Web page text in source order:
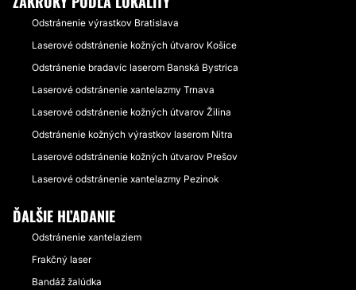
Odstránenie výrastkov Bratislava
Laserové odstránenie kožných útvarov Košice
Odstránenie bradavíc laserom Banská Bystrica
Laserové odstránenie xantelazmy Trnava
Laserové odstránenie kožných útvarov Žilina
Odstránenie kožných výrastkov laserom Nitra
Laserové odstránenie kožných útvarov Prešov
Laserové odstránenie xantelazmy Pezinok
ĎALŠIE HĽADANIE
Odstránenie xantelaziem
Frakčný laser
Bandáž žalúdka